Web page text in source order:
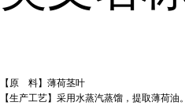
【原 料】薄荷茎叶
【生产工艺】采用水蒸汽蒸馏，提取薄荷油。